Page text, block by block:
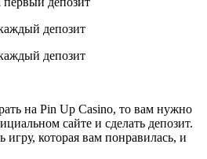
депозит
депозит
на Pin Up Casino, то вам нужно
сайте и сделать депозит.
которая вам понравилась, и